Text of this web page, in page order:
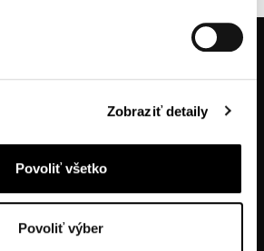
Zobraziť detaily
Povoliť všetko
Povoliť výber
tel.: +421914334466
tel.: +421556324522
tel.: +421905470123